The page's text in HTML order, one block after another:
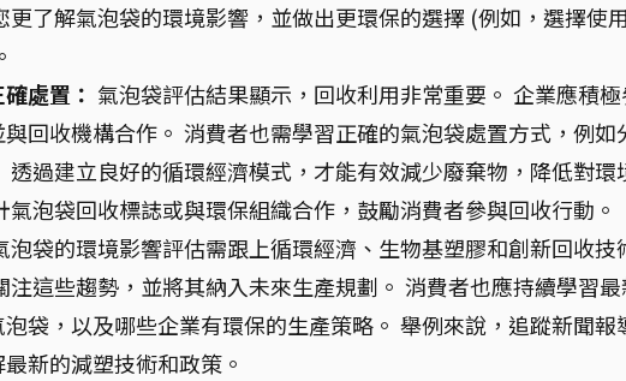
了解氣泡袋的環境影響，並做出更環保的選擇 (例如，選擇使
處置： 氣泡袋評估結果顯示，回收利用非常重要。 企業應積
回收機構合作。 消費者也需學習正確的氣泡袋處置方式，例如
過建立良好的循環經濟模式，才能有效減少廢棄物，降低對環
泡袋回收標誌或與環保組織合作，鼓勵消費者參與回收行動。
泡袋的環境影響評估需跟上循環經濟、生物基塑膠和創新回收技
這些趨勢，並將其納入未來生產規劃。 消費者也應持續學習
袋，以及哪些企業有環保的生產策略。 舉例來說，追蹤新聞報
新的減塑技術和政策。